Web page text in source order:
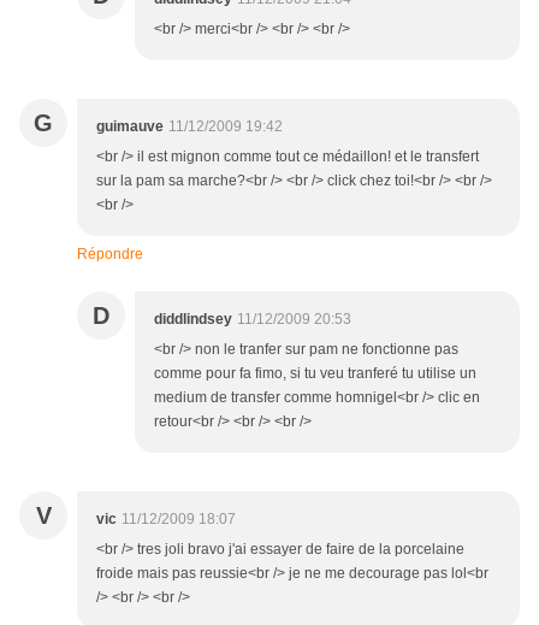
<br /> merci<br /> <br /> <br />
G guimauve 11/12/2009 19:42
<br /> il est mignon comme tout ce médaillon! et le transfert
sur la pam sa marche?<br /> <br /> click chez toi!<br /> <br />
<br />
Répondre
D diddlindsey 11/12/2009 20:53
<br /> non le tranfer sur pam ne fonctionne pas
comme pour fa fimo, si tu veu tranferé tu utilise un
medium de transfer comme homnigel<br /> clic en
retour<br /> <br /> <br />
V vic 11/12/2009 18:07
<br /> tres joli bravo j'ai essayer de faire de la porcelaine
froide mais pas reussie<br /> je ne me decourage pas lol<br
/> <br /> <br />